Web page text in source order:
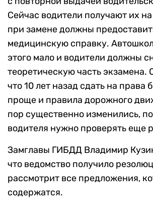
Сейчас водители получают их на
при замене должны
медицинскую справку.
этого мало и водители должны
теоретическую часть экзамена.
что 10 лет назад сдать на права
проще и правила дорожного
пор существенно изменились,
водителя нужно проверять еще
Замглавы ГИБДД Владимир
что ведомство получило
рассмотрит все предложения,
содержатся.